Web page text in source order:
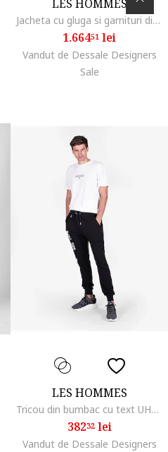
LES HOMMES
Jacheta cu gluga si garnituri din piele, Negru
1.66451 lei
Vandut de Dessale Designers
Sale
LES HOMMES
Tricou din bumbac cu text UHT251,
38232lei
Vandut de Dessale Designers